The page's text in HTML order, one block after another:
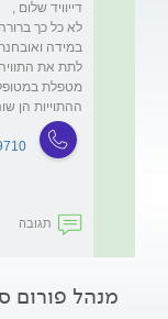
במידה
לתת את התוויה
מטפלת
ההתוייות הן
תגובה
מנהל פורום